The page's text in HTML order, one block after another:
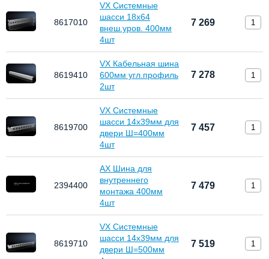
8617010
VX Системные
шасси 18х64
внеш.уров. 400мм
4шт
7 269
8619410
VX Кабельная шина
600мм угл.профиль
2шт
7 278
8619700
VX Системные
шасси 14х39мм для
двери Ш=400мм
4шт
7 457
2394400
AX Шина для
внутреннего
монтажа 400мм
4шт
7 479
8619710
VX Системные
шасси 14х39мм для
двери Ш=500мм
7 519